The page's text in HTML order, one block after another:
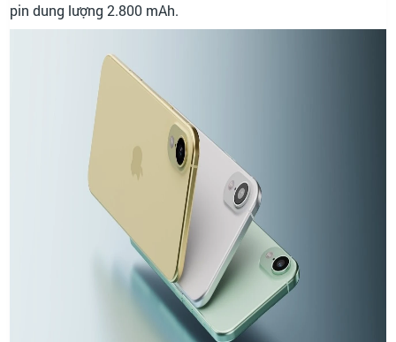
pin dung lượng 2.800 mAh.